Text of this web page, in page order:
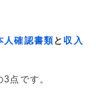
人確認書類と 収入
点です。